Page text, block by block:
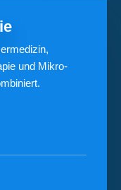
und Mikro-